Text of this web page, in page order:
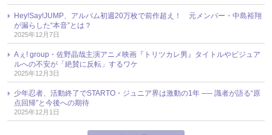
Hey!Say!JUMP、アルバム初週20万枚で前作超え！ 元メンバー・中島裕翔
が漏らした“本音”とは？
2025年12月7日
Aぇ! group・佐野晶哉主演アニメ映画『トリツカレ男』タイトルやビジュア
ルへの不安が「絶賛に反転」するワケ
2025年12月3日
少年忍者、活動終了でSTARTO・ジュニア界は激動の1年 ── 識者が語る“原
点回帰”と今後への期待
2025年12月1日